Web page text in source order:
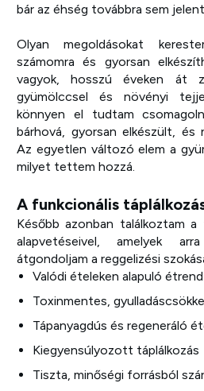
bár az éhség továbbra sem
Olyan megoldásokat
számomra és gyorsan
vagyok, hosszú éveken át
gyümölccsel és növényi
könnyen el tudtam
bárhová, gyorsan elkészült,
Az egyetlen változó elem a
milyet tettem hozzá.
A funkcionális
Később azonban találkoztam a
alapvetéseivel, amelyek
átgondoljam a reggelizési
Valódi ételeken alapuló étrend
Toxinmentes,
Tápanyagdús és regeneráló
Kiegyensúlyozott táplálkozás
Tiszta, minőségi forrásból